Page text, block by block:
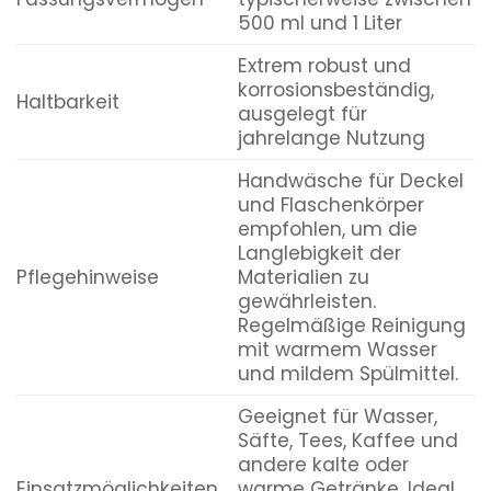
500 ml und 1 Liter
Haltbarkeit
Extrem robust und
korrosionsbeständig,
ausgelegt für
jahrelange Nutzung
Pflegehinweise
Handwäsche für Deckel
und Flaschenkörper
empfohlen, um die
Langlebigkeit der
Materialien zu
gewährleisten.
Regelmäßige Reinigung
mit warmem Wasser
und mildem Spülmittel.
Geeignet für Wasser,
Säfte, Tees, Kaffee und
andere kalte oder